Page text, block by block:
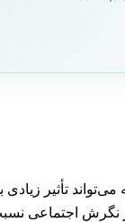
تأثیر
نگرش اجتماعی